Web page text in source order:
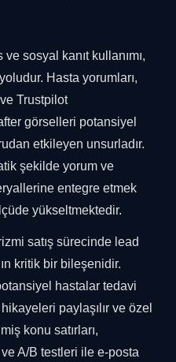
sosyal kanıt kullanımı,
Hasta yorumları,
Trustpilot
görselleri potansiyel
etkileyen unsurladır.
şekilde yorum ve
entegre etmek
yükseltmektedir.
satış sürecinde lead
kritik bir bileşenidir.
hastalar tedavi
paylaşılır ve özel
konu satırları,
A/B testleri ile e-posta